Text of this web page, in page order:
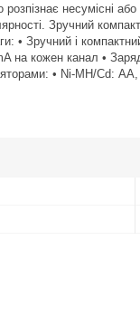
несумісні
Зручний
• Зручний і
на кожен канал •
• Ni-MH/Cd: